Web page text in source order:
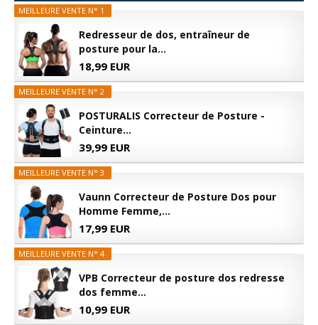
MEILLEURE VENTE N° 1
Redresseur de dos, entraîneur de
posture pour la...
18,99 EUR
MEILLEURE VENTE N° 2
POSTURALIS Correcteur de Posture -
Ceinture...
39,99 EUR
MEILLEURE VENTE N° 3
Vaunn Correcteur de Posture Dos pour
Homme Femme,...
17,99 EUR
MEILLEURE VENTE N° 4
VPB Correcteur de posture dos redresse
dos femme...
10,99 EUR